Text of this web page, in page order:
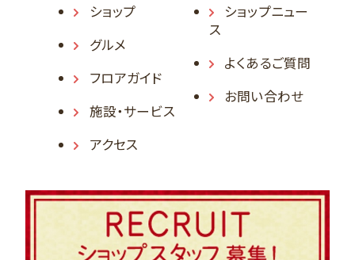
ショップ
グルメ
フロアガイド
施設・サービス
アクセス
ショップニュー
ス
よくあるご質問
お問い合わせ